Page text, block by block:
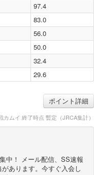
97.4
83.0
56.0
50.0
32.4
29.6
ポイント詳細
カムイ 終了時点 暫定（JRCA集計）
中！ メール配信、SS速報
あります。今すぐ入会し